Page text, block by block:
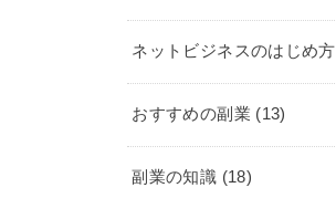
ネットビジネスのはじめ方
おすすめの副業 (13)
副業の知識 (18)